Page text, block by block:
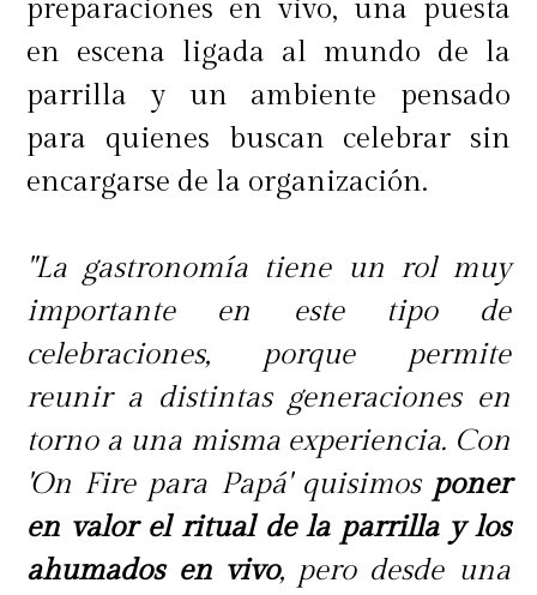
Para más información visita las
redes sociales
@tiopepewines
o a
través del hashtag #TioPepeWine.
preparaciones en vivo, una puesta
en escena ligada al mundo de la
parrilla y un ambiente pensado
para quienes buscan celebrar sin
encargarse de la organización.
"La gastronomía tiene un rol muy
importante en este tipo de
celebraciones, porque permite
reunir a distintas generaciones en
torno a una misma experiencia. Con
'On Fire para Papá' quisimos poner
en valor el ritual de la parrilla y los
ahumados en vivo, pero desde una